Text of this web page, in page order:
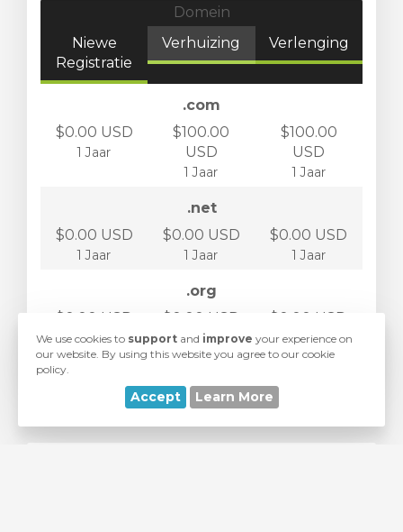
Domein
Niewe
Registratie
Verhuizing Verlenging
.com
$0.00 USD
1 Jaar
$100.00
USD
1 Jaar
$100.00
USD
1 Jaar
.net
$0.00 USD
1 Jaar
$0.00 USD
1 Jaar
$0.00 USD
1 Jaar
.org
$0.00 USD
1 Jaar
$0.00 USD
1 Jaar
$0.00 USD
1 Jaar
We use cookies to support and improve your experience on
our website. By using this website you agree to our cookie
policy.
Accept Learn More